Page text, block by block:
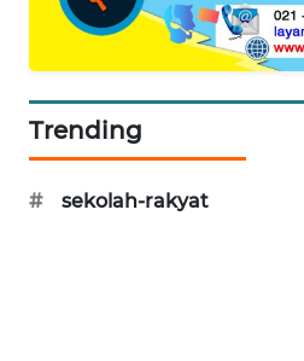
Trending
# sekolah-rakyat
MKLI
LKKI